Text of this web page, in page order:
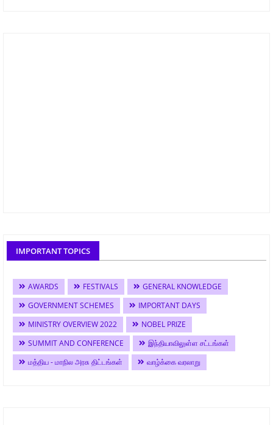
IMPORTANT TOPICS
AWARDS FESTIVALS
GENERAL KNOWLEDGE
GOVERNMENT SCHEMES
IMPORTANT DAYS
MINISTRY OVERVIEW 2022
NOBEL PRIZE
SUMMIT AND CONFERENCE
இந்தியாவிலுள்ள சட்டங்கள்
மத்திய - மாநில அரசு திட்டங்கள்
வாழ்க்கை வரலாறு